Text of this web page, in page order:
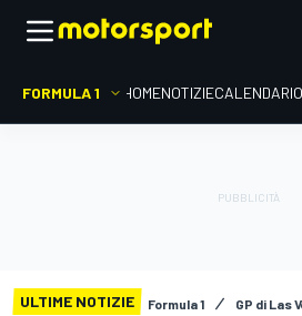
FORMULA 1 HOMENOTIZIECALENDARIO
ULTIME NOTIZIE Formula 1 GP di Las